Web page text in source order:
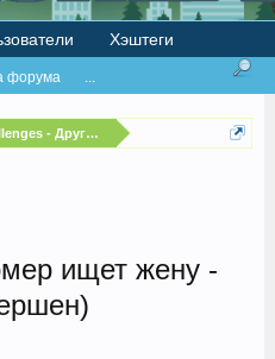
- Другие испытания
ищет жену -
форума ...
Хэштеги